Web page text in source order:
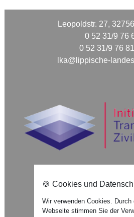
Leopoldstr. 27,
0 52 31/9 76
0 52 31/9 76
lka@lippische-
🍪 Cookies und
Wir verwenden Cookies.
Webseite stimmen Sie der